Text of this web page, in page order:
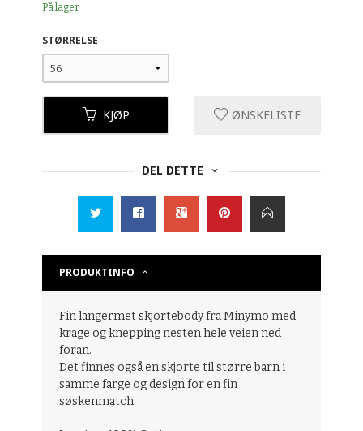
På lager
STØRRELSE
KJØP ØNSKELISTE
DEL DETTE
PRODUKTINFO
Fin langermet skjortebody fra Minymo med
krage og knepping nesten hele veien ned
foran.
Det finnes også en skjorte til større barn i
samme farge og design for en fin
søskenmatch.